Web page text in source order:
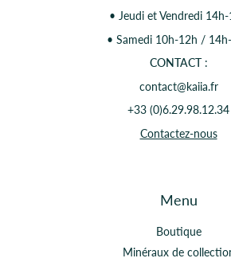
• Jeudi et Vendredi
• Samedi 10h-12h /
CONTACT:
contact@kaiia.fr
+33 (0)6.29.98.12.34
Contactez-nous
Menu
Boutique
Minéraux de